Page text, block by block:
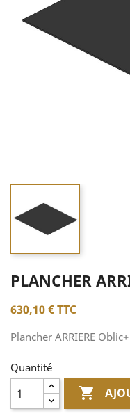
PLANCHER
630,10 €TTC
Plancher ARRIERE
Quantité
